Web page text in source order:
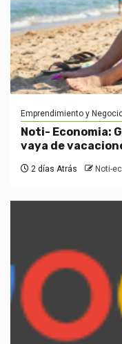
Emprendimiento y
Noti- Economia:
vaya de
2 días Atrás Noti-